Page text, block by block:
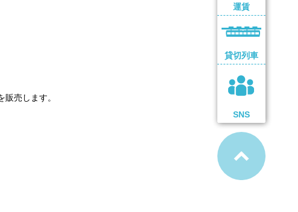
運賃
貸切列車
SNS
売します。